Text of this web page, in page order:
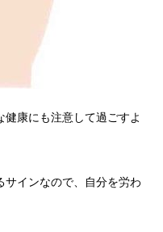
康にも注意して過ごすよ
サインなので、自分を労わ